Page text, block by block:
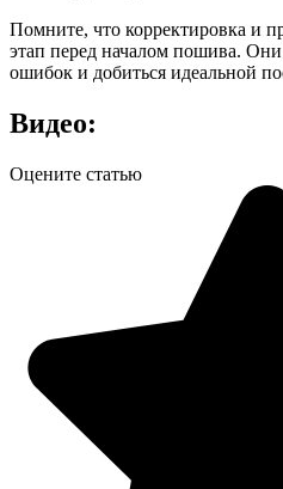
Помните, что корректировка и
этап перед началом пошива.
ошибок и добиться идеальной
Видео:
Оцените статью